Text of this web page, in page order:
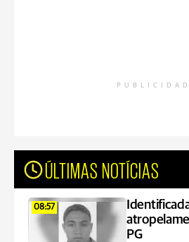
ÚLTIMAS NOTÍCIAS
08:57
PG